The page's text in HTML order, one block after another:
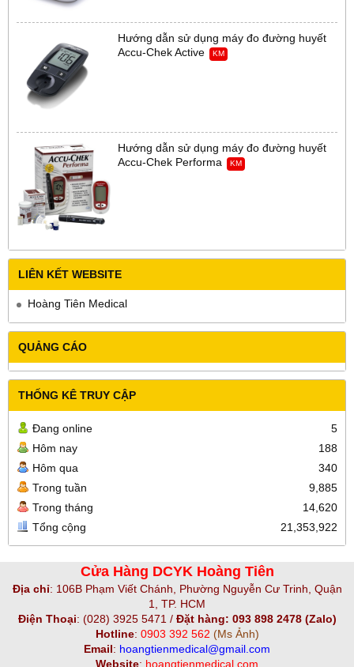
Hướng dẫn sử dụng máy đo đường huyết
Accu-Chek Active
KM
Hướng dẫn sử dụng máy đo đường huyết
Accu-Chek Performa
KM
LIÊN KẾT WEBSITE
Hoàng Tiên Medical
QUẢNG CÁO
THỐNG KÊ TRUY CẬP
Đang online
5
Hôm nay
188
Hôm qua
340
Trong tuần
9,885
Trong tháng
14,620
Tổng cộng
21,353,922
Cửa Hàng DCYK Hoàng Tiên
Địa chỉ: 106B Phạm Viết Chánh, Phường Nguyễn Cư Trinh, Quận
1, TP. HCM
Điện Thoại: (028) 3925 5471 / Đặt hàng: 093 898 2478 (Zalo)
Hotline: 0903 392 562 (Ms Ảnh)
Email: hoangtienmedical@gmail.com
Website: hoangtienmedical.com